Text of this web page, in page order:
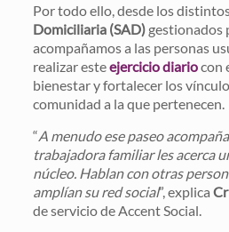
Por todo ello, desde los
Domiciliaria (SAD)gestionados
acompañamos a las personas
realizar esteejercicio diariocon
bienestar y fortalecer los
comunidad a la que pertenecen.
“A menudo ese paseo
trabajadora familiar les acerca
núcleo. Hablan con otras
amplían su red social”, explica
de servicio de Accent Social.